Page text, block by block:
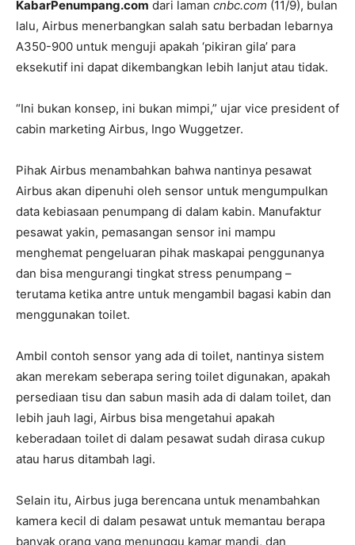
KabarPenumpang.com dari laman cnbc.com (11/9), bulan
lalu, Airbus menerbangkan salah satu berbadan lebarnya
A350-900 untuk menguji apakah ‘pikiran gila’ para
eksekutif ini dapat dikembangkan lebih lanjut atau tidak.
“Ini bukan konsep, ini bukan mimpi,” ujar vice president of
cabin marketing Airbus, Ingo Wuggetzer.
Pihak Airbus menambahkan bahwa nantinya pesawat
Airbus akan dipenuhi oleh sensor untuk mengumpulkan
data kebiasaan penumpang di dalam kabin. Manufaktur
pesawat yakin, pemasangan sensor ini mampu
menghemat pengeluaran pihak maskapai penggunanya
dan bisa mengurangi tingkat stress penumpang –
terutama ketika antre untuk mengambil bagasi kabin dan
menggunakan toilet.
Ambil contoh sensor yang ada di toilet, nantinya sistem
akan merekam seberapa sering toilet digunakan, apakah
persediaan tisu dan sabun masih ada di dalam toilet, dan
lebih jauh lagi, Airbus bisa mengetahui apakah
keberadaan toilet di dalam pesawat sudah dirasa cukup
atau harus ditambah lagi.
Selain itu, Airbus juga berencana untuk menambahkan
kamera kecil di dalam pesawat untuk memantau berapa
banyak orang yang menunggu kamar mandi, dan